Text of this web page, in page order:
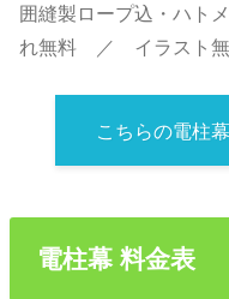
囲縫製ロープ込・ハ
れ無料 ／ イラスト
こちらの電柱
電柱幕 料金表